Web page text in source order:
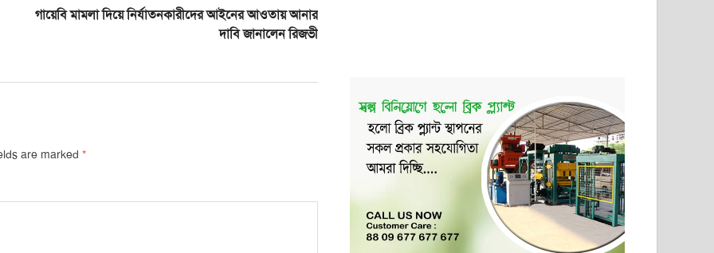
গায়েবি মামলা দিয়ে নির্যাতনকারীদের আইনের আওতায় আনার
দাবি জানালেন রিজভী
are marked *